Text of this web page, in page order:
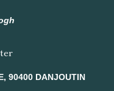
90400 DANJOUTIN